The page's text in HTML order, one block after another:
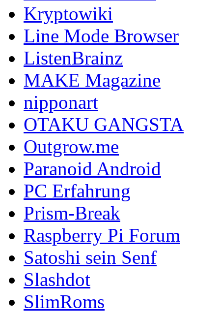
Kryptowiki
Line Mode Browser
ListenBrainz
MAKE Magazine
nipponart
OTAKU GANGSTA
Outgrow.me
Paranoid Android
PC Erfahrung
Prism-Break
Raspberry Pi Forum
Satoshi sein Senf
Slashdot
SlimRoms